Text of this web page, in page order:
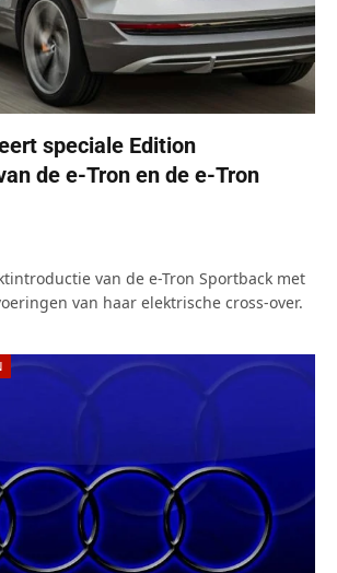
speciale Edition
de e-Tron en de e-Tron
van de e-Tron Sportback met
van haar elektrische cross-over.